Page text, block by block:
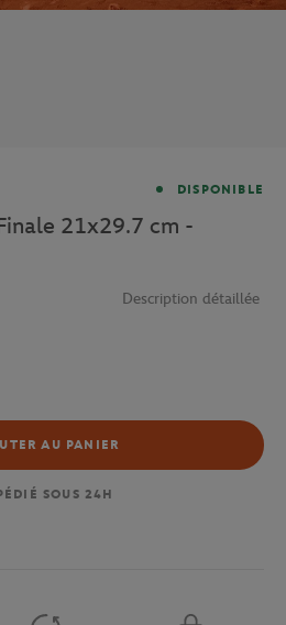
DISPONIBLE
21x29.7 cm -
Description détaillée
AU PANIER
SOUS 24H